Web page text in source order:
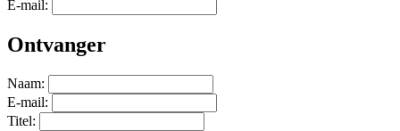
E-mail:
Ontvanger
Naam:
E-mail:
Titel: